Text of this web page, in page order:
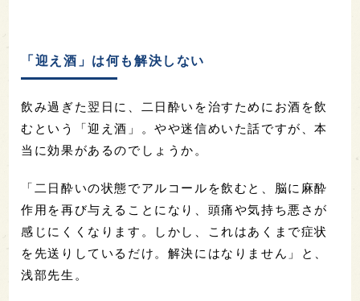
「迎え酒」は何も解決しない
飲み過ぎた翌日に、二日酔いを治すためにお酒を飲
むという「迎え酒」。やや迷信めいた話ですが、本
当に効果があるのでしょうか。
「二日酔いの状態でアルコールを飲むと、脳に麻酔
作用を再び与えることになり、頭痛や気持ち悪さが
感じにくくなります。しかし、これはあくまで症状
を先送りしているだけ。解決にはなりません」と、
浅部先生。